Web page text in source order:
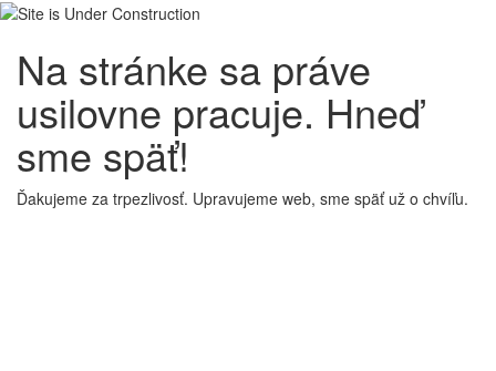
Na stránke sa práve
usilovne pracuje. Hneď
sme späť!
Ďakujeme za trpezlivosť. Upravujeme web, sme späť už o chvíľu.